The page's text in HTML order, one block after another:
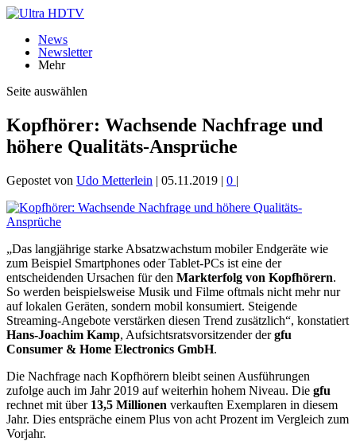
News
Newsletter
Mehr
Seite auswählen
Kopfhörer: Wachsende Nachfrage und
höhere Qualitäts-Ansprüche
Gepostet von Udo Metterlein | 05.11.2019 | 0 |
„Das langjährige starke Absatzwachstum mobiler Endgeräte wie
zum Beispiel Smartphones oder Tablet-PCs ist eine der
entscheidenden Ursachen für den Markterfolg von Kopfhörern.
So werden beispielsweise Musik und Filme oftmals nicht mehr nur
auf lokalen Geräten, sondern mobil konsumiert. Steigende
Streaming-Angebote verstärken diesen Trend zusätzlich“, konstatiert
Hans-Joachim Kamp, Aufsichtsratsvorsitzender dergfu
Consumer & Home Electronics GmbH.
Die Nachfrage nach Kopfhörern bleibt seinen Ausführungen
zufolge auch im Jahr 2019 auf weiterhin hohem Niveau. Die gfu
rechnet mit über 13,5 Millionen verkauften Exemplaren in diesem
Jahr. Dies entspräche einem Plus von acht Prozent im Vergleich zum
Vorjahr.